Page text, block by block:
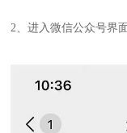
2、进入微信公众号界